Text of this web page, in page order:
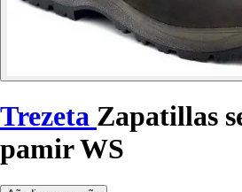
Trezeta Zapatillas
pamir WS